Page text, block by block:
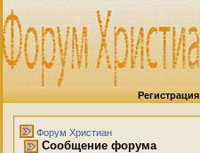
Регистрация
Форум Христиан
Сообщение форума